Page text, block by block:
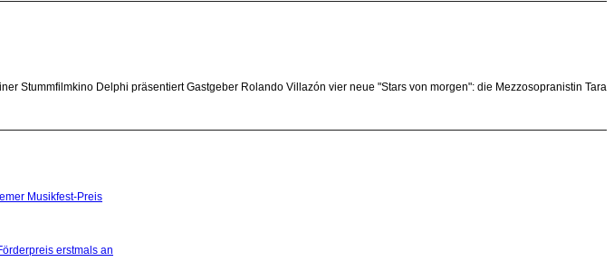
Stummfilmkino Delphi präsentiert Gastgeber Rolando Villazón vier neue "Stars von morgen": die Mezzosopranistin Tara